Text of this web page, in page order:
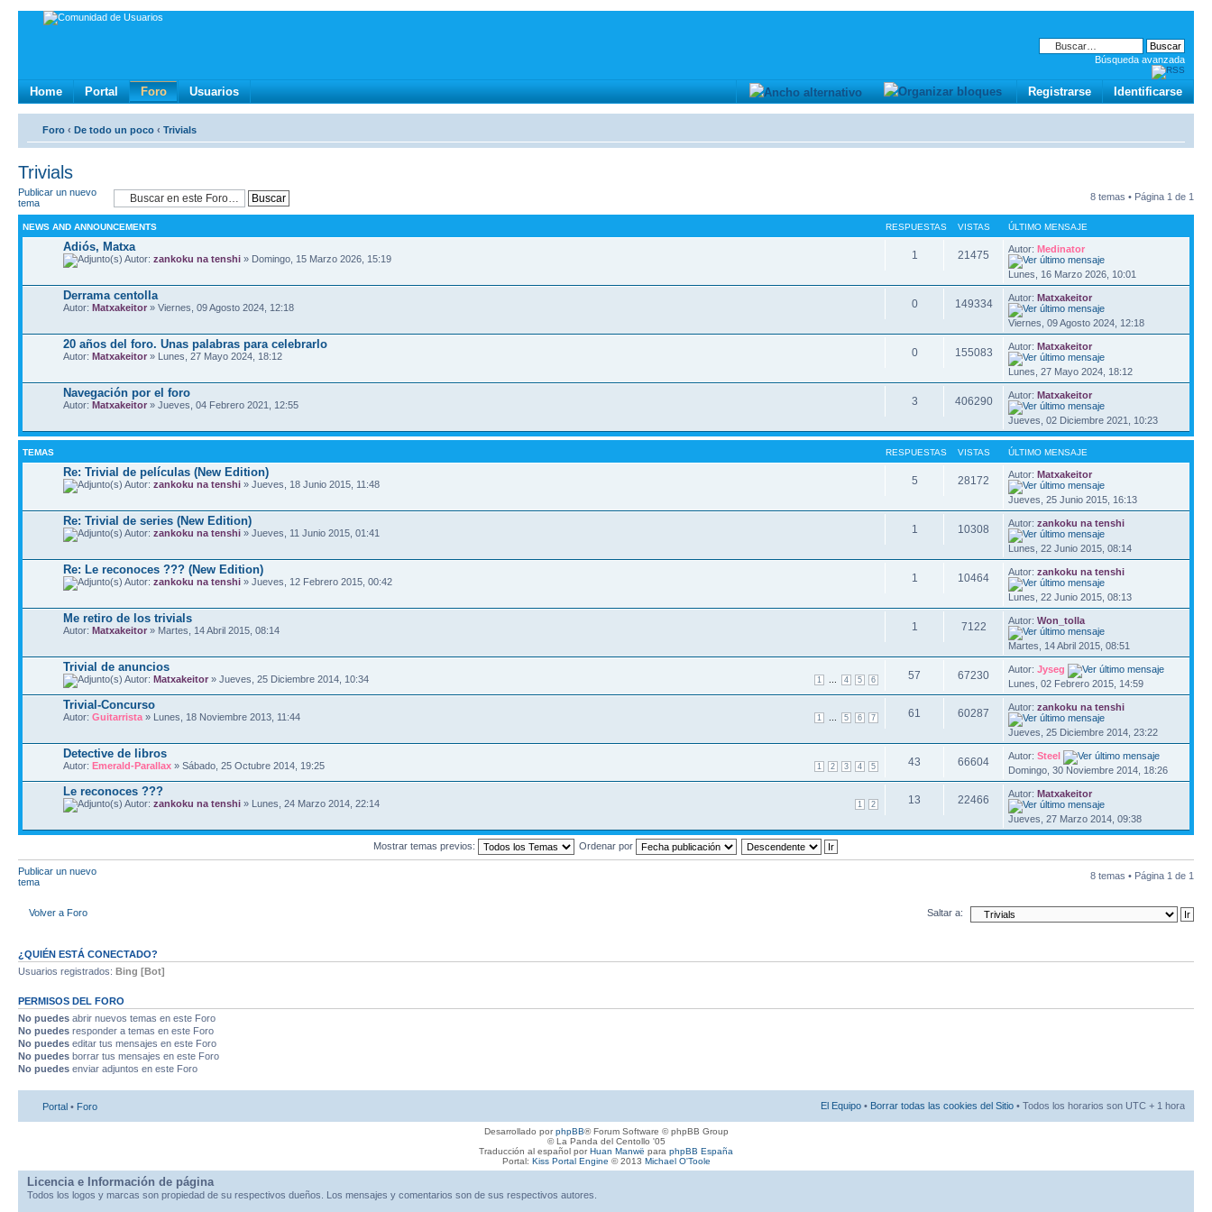
Búsqueda avanzada
Home Portal Foro Usuarios Identificarse
Registrarse
Foro ‹ De todo un poco ‹ Trivials
Trivials
Publicar un nuevo
tema
8 temas • Página 1 de 1
NEWS AND ANNOUNCEMENTS RESPUESTAS VISTAS ÚLTIMO MENSAJE
Adiós, Matxa
Autor: zankoku na tenshi » Domingo, 15 Marzo 2026, 15:19 1 21475 Autor:Medinator
Lunes, 16 Marzo 2026, 10:01
Derrama centolla
Autor: Matxakeitor » Viernes, 09 Agosto 2024, 12:18 0 149334 Autor:Matxakeitor
Viernes, 09 Agosto 2024, 12:18
20 años del foro. Unas palabras para celebrarlo
Autor: Matxakeitor » Lunes, 27 Mayo 2024, 18:12 0 155083 Autor:Matxakeitor
Lunes, 27 Mayo 2024, 18:12
Navegación por el foro
Autor: Matxakeitor » Jueves, 04 Febrero 2021, 12:55 3 406290 Autor:Matxakeitor
Jueves, 02 Diciembre 2021, 10:23
TEMAS RESPUESTAS VISTAS ÚLTIMO MENSAJE
Re: Trivial de películas (New Edition)
Autor: zankoku na tenshi » Jueves, 18 Junio 2015, 11:48 5 28172 Autor:Matxakeitor
Jueves, 25 Junio 2015, 16:13
Re: Trivial de series (New Edition)
Autor: zankoku na tenshi » Jueves, 11 Junio 2015, 01:41 1 10308 Autor:zankoku na tenshi
Lunes, 22 Junio 2015, 08:14
Re: Le reconoces ??? (New Edition)
Autor: zankoku na tenshi » Jueves, 12 Febrero 2015, 00:42 1 10464 Autor:zankoku na tenshi
Lunes, 22 Junio 2015, 08:13
Me retiro de los trivials
Autor: Matxakeitor » Martes, 14 Abril 2015, 08:14 1 7122 Autor:Won_tolla
Martes, 14 Abril 2015, 08:51
Trivial de anuncios
1 4 5 6
Autor: Matxakeitor » Jueves, 25 Diciembre 2014, 10:34 57 67230 Autor:Jyseg
Lunes, 02 Febrero 2015, 14:59
Trivial-Concurso
1 5 6 7
Autor: Guitarrista » Lunes, 18 Noviembre 2013, 11:44 61 60287 Autor:zankoku na tenshi
Jueves, 25 Diciembre 2014, 23:22
Detective de libros
1 2 3 4 5
Autor: Emerald-Parallax » Sábado, 25 Octubre 2014, 19:25 43 66604 Autor:Steel
Domingo, 30 Noviembre 2014, 18:26
Le reconoces ???
1 2
Autor: zankoku na tenshi » Lunes, 24 Marzo 2014, 22:14 13 22466 Autor:Matxakeitor
Jueves, 27 Marzo 2014, 09:38
Mostrar temas previos: Ordenar por
Publicar un nuevo
tema
8 temas • Página 1 de 1
Volver a Foro Saltar a:
¿QUIÉN ESTÁ CONECTADO?
Usuarios registrados: Bing [Bot]
PERMISOS DEL FORO
No puedes abrir nuevos temas en este Foro
No puedes responder a temas en este Foro
No puedes editar tus mensajes en este Foro
No puedes borrar tus mensajes en este Foro
No puedes enviar adjuntos en este Foro
Portal • Foro El Equipo • Borrar todas las cookies del Sitio • Todos los horarios son UTC + 1 hora
Desarrollado porphpBB® Forum Software © phpBB Group
© La Panda del Centollo '05
Traducción al español porHuan Manwë para phpBB España
Portal: Kiss Portal Engine © 2013 Michael O'Toole
Licencia e Información de página
Todos los logos y marcas son propiedad de su respectivos dueños. Los mensajes y comentarios son de sus respectivos autores.